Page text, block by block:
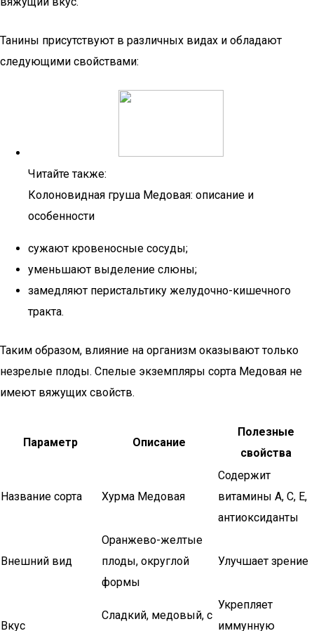
Танины присутствуют в различных видах и обладают
следующими свойствами:
Читайте также:
Колоновидная груша Медовая: описание и
особенности
сужают кровеносные сосуды;
уменьшают выделение слюны;
замедляют перистальтику желудочно-кишечного
тракта.
Таким образом, влияние на организм оказывают только
незрелые плоды. Спелые экземпляры сорта Медовая не
имеют вяжущих свойств.
Параметр Описание
Полезные
свойства
Название сорта Хурма Медовая
Содержит
витамины A, C, E,
антиоксиданты
Внешний вид
Оранжево-желтые
плоды, округлой
формы
Улучшает зрение
Вкус
Сладкий, медовый, с
Укрепляет
иммунную